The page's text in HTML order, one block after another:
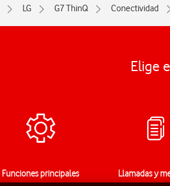
LG G7 ThinQ Conectividad
Elige
Funciones principales Llamadas y